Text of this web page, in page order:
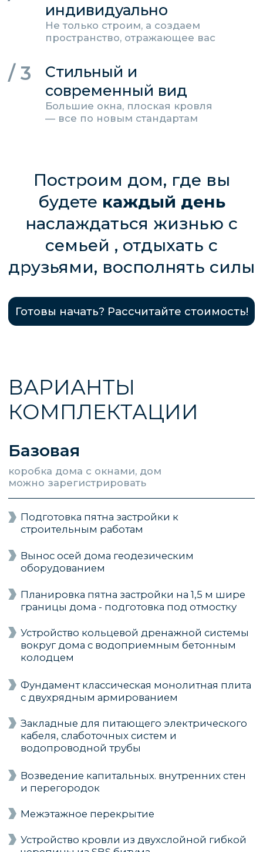
Оконные блоки - профиль VEKA Softline 70
мм, энергосберегающие двухкамерные
Принудительная вентиляция VILPE
(Финляндия)
Автономная канализация (шамбо, септик) с
разводкой канализационной трубы
диаметром 110 мм по точкам
Возведение капитальных. внутренних стен
и перегородок
Закладные для питающего электрического
кабеля, слаботочных систем и
водопроводной трубы
Фундамент классическая монолитная плита
вокруг дома с водоприемным бетонным
колодцем
Теплый контур
дом утеплен, оснащен всеми
внутренними системами, готов к
эксплуатации
Внутренняя разводка канализации, труба
OSTENDORF (Германия). В тех.
помещении предусмотрен аварийный
Разводка системы контроля протечки
Механизированная полусухая стяжка
пола, толщиной 70 мм
Утепление наружных стен (теплый
контур) каменной ватой Технониколь
водоснабжения STOUT (Италия)
Щит на комплектующих DeKraft со
встроенным огнетушителем
ГОСТ)
Электрокотел ZOTA MK-X с автоматикой
ZONT (управление котлом через
приложение)
Обвязка котельной из медной трубы
Разводка автоматики теплых полов для
оптимизации режимов работы
Система отопления водяной теплый пол
МАКСИМАЛЬНАЯ
КТО ХОЧЕТ ВСЁ ПОД СЕБЯ
Узнать подробнее и стоимость